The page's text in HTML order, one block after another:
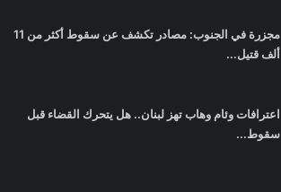
مجزرة في الجنوب: مصادر تكشف عن سقوط أكثر من 11
ألف قتيل...
اعترافات وئام وهاب تهز لبنان.. هل يتحرك القضاء قبل
سقوط...